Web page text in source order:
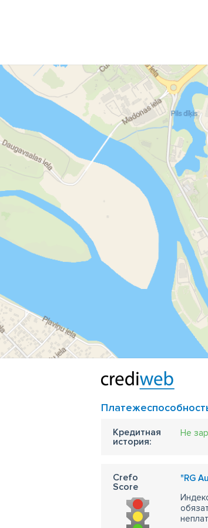
Кредитная
история:
Не
Crefo
Score
"RG